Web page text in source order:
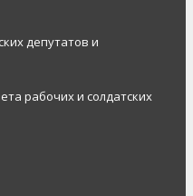
депутатов и
рабочих и солдатских